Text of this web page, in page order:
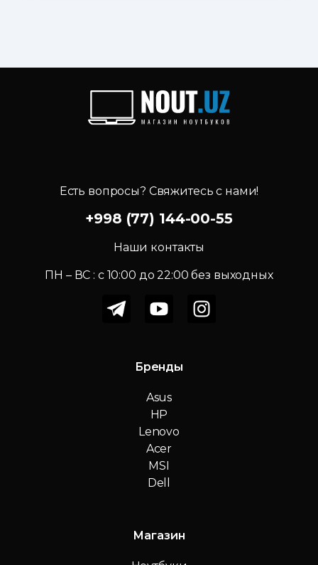
Есть вопросы? Свяжитесь с нами!
+998 (77) 144-00-55
Наши контакты
ПН – ВС : c 10:00 до 22:00 без выходных
Бренды
Asus
HP
Lenovo
Acer
MSI
Dell
Магазин